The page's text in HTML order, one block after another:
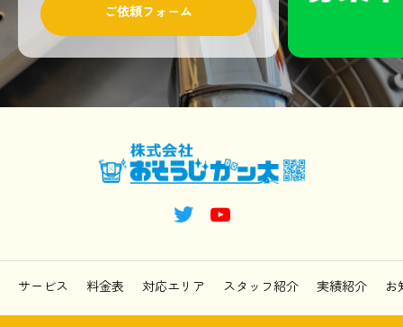
ご依頼フォーム
サービス 料金表 対応エリア スタッフ紹介 実績紹介 お